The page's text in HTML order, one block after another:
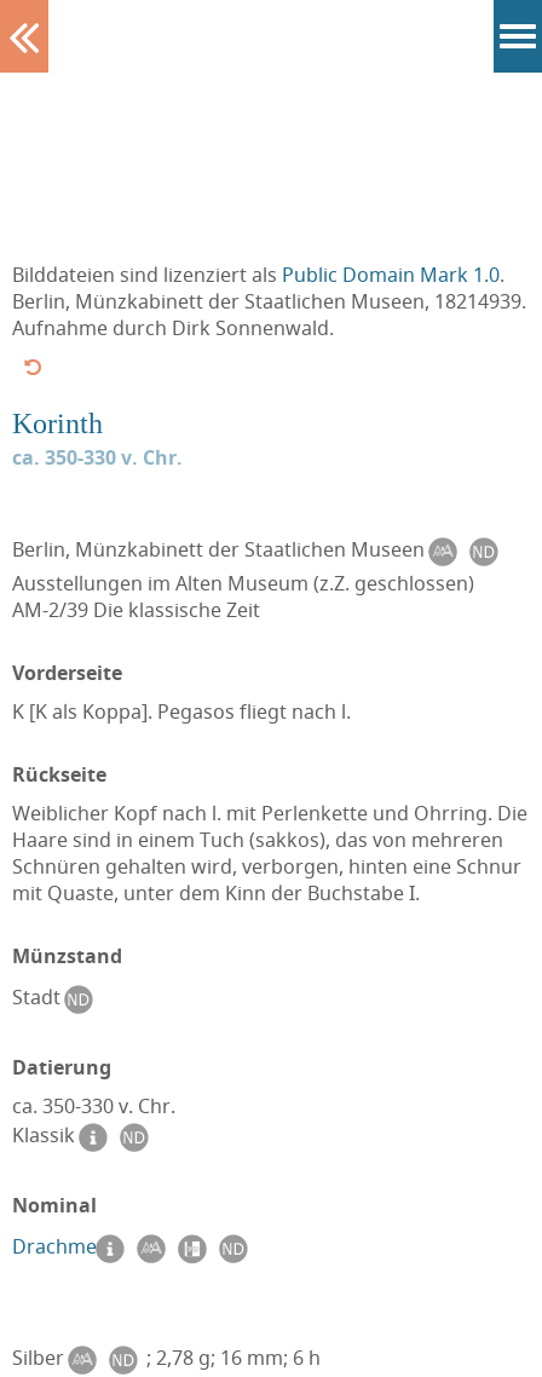
Bilddateien sind lizenziert als Public Domain Mark 1.0.
Berlin, Münzkabinett der Staatlichen Museen, 18214939.
Aufnahme durch Dirk Sonnenwald.
Korinth
ca. 350-330 v. Chr.
Berlin, Münzkabinett der Staatlichen Museen
Ausstellungen im Alten Museum (z.Z. geschlossen)
AM-2/39 Die klassische Zeit
Vorderseite
K [K als Koppa]. Pegasos fliegt nach l.
Rückseite
Weiblicher Kopf nach l. mit Perlenkette und Ohrring. Die
Haare sind in einem Tuch (sakkos), das von mehreren
Schnüren gehalten wird, verborgen, hinten eine Schnur
mit Quaste, unter dem Kinn der Buchstabe I.
Münzstand
Stadt
Datierung
ca. 350-330 v. Chr.
Klassik
Nominal
Drachme
Silber ; 2,78 g; 16 mm; 6 h